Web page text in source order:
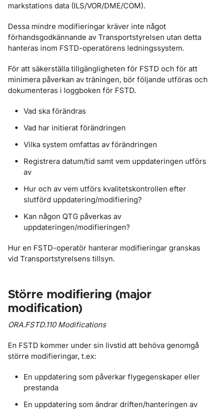
markstations data (ILS/VOR/DME/COM).
Dessa mindre modifieringar kräver inte något
förhandsgodkännande av Transportstyrelsen utan detta
hanteras inom FSTD-operatörens ledningssystem.
För att säkerställa tillgängligheten för FSTD och för att
minimera påverkan av träningen, bör följande utföras och
dokumenteras i loggboken för FSTD.
Vad ska förändras
Vad har initierat förändringen
Vilka system omfattas av förändringen
Registrera datum/tid samt vem uppdateringen utförs
av
Hur och av vem utförs kvalitetskontrollen efter
slutförd uppdatering/modifiering?
Kan någon QTG påverkas av
uppdateringen/modifieringen?
Hur en FSTD-operatör hanterar modifieringar granskas
vid Transportstyrelsens tillsyn.
Större modifiering (major
modification)
ORA.FSTD.110 Modifications
En FSTD kommer under sin livstid att behöva genomgå
större modifieringar, t.ex:
En uppdatering som påverkar flygegenskaper eller
prestanda
En uppdatering som ändrar driften/hanteringen av